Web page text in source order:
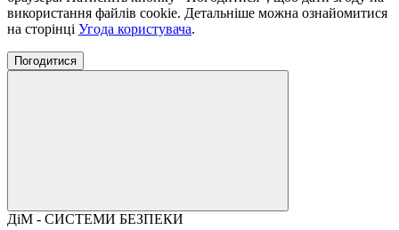
використання файлів cookie. Детальніше можна ознайомитися
на сторінці Угода користувача.
Погодитися
ДіМ - СИСТЕМИ БЕЗПЕКИ